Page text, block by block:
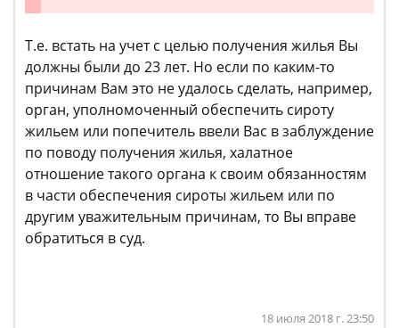
Т.е. встать на учет с целью получения жилья Вы
должны были до 23 лет. Но если по каким-то
причинам Вам это не удалось сделать, например,
орган, уполномоченный обеспечить сироту
жильем или попечитель ввели Вас в заблуждение
по поводу получения жилья, халатное
отношение такого органа к своим обязанностям
в части обеспечения сироты жильем или по
другим уважительным причинам, то Вы вправе
обратиться в суд.
18 июля 2018 г. 23:50